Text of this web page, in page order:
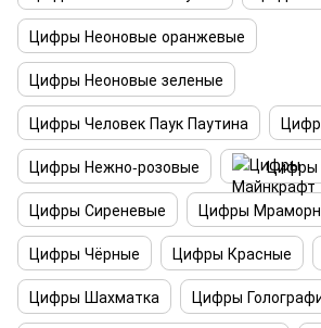
Цифры Неоновые оранжевые
Цифры Неоновые зеленые
Цифры Человек Паук Паутина
Цифры Нежно-розовые
Цифры
Цифры Сиреневые
Цифры
Цифры Чёрные
Цифры Красные
Цифры Шахматка
Цифры